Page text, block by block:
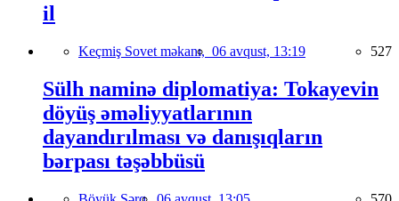
il
Keçmiş Sovet məkanı, 06 avqust, 13:19 527
Sülh naminə diplomatiya: Tokayevin
döyüş əməliyyatlarının
dayandırılması və danışıqların
bərpası təşəbbüsü